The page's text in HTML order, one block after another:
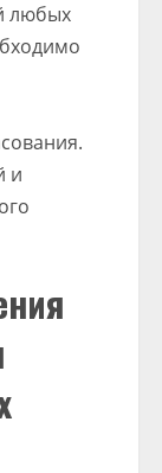
любых
и